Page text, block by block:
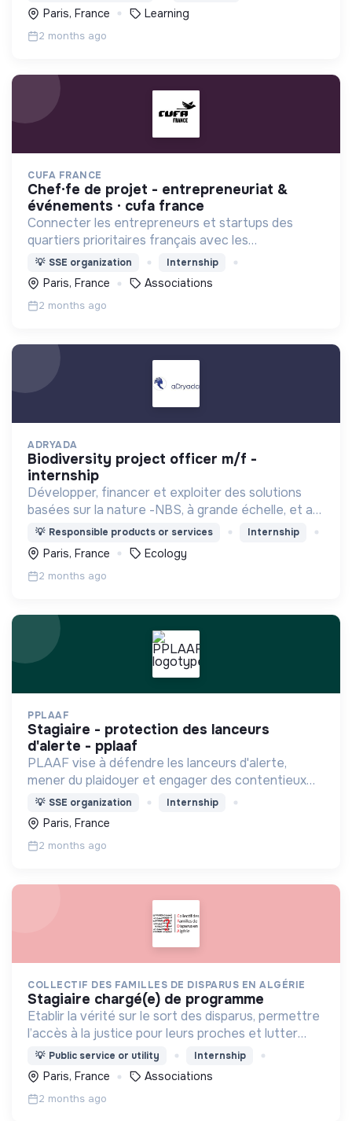
Paris, France Learning
2 months ago
CUFA FRANCE
chef·fe de projet - entrepreneuriat &
événements · cufa france
Connecter les entrepreneurs et startups des
quartiers prioritaires français avec les
investisseurs, VCs ,incubateurs, business angels,
mentors, ..
💡 SSE organization Internship
Paris, France Associations
2 months ago
ADRYADA
biodiversity project officer m/f -
internship
Développer, financer et exploiter des solutions
basées sur la nature -NBS, à grande échelle, et au
niveau mondial, en se concentrant sur les projets
de reboisement et de restauration des
écosystèmes.
💡 Responsible products or services Internship
Paris, France Ecology
2 months ago
PPLAAF
stagiaire - protection des lanceurs
d'alerte - pplaaf
PLAAF vise à défendre les lanceurs d'alerte,
mener du plaidoyer et engager des contentieux
stratégiques en leur nom lorsque leurs révélations
traitent de l'intérêt général des citoyens Africains.
💡 SSE organization Internship
Paris, France
2 months ago
COLLECTIF DES FAMILLES DE DISPARUS EN ALGÉRIE
stagiaire chargé(e) de programme
Etablir la vérité sur le sort des disparus, permettre
l’accès à la justice pour leurs proches et lutter
contre l’impunité
💡 Public service or utility Internship
Paris, France Associations
2 months ago